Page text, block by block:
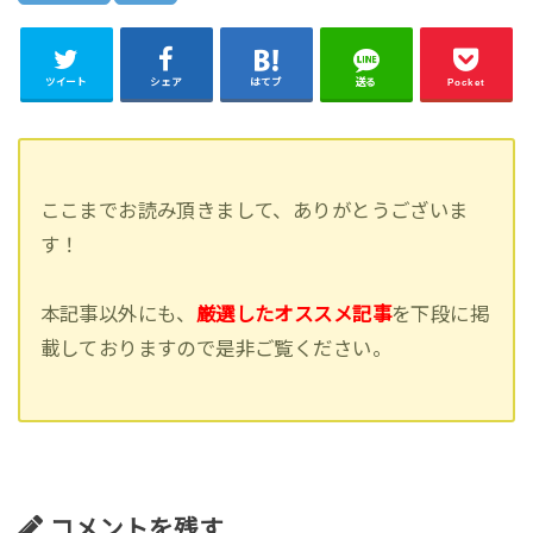
ツイート シェア はてブ 送る Pocket
ここまでお読み頂きまして、ありがとうございま
す！
本記事以外にも、 厳選したオススメ記事を下段に掲
載しておりますので是非ご覧ください。